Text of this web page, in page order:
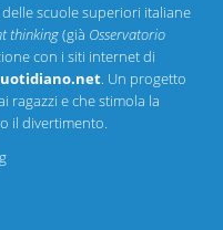
scuole superiori italiane
thinking(già Osservatorio
con i siti internet di
. Un progetto
ragazzi e che stimola la
il divertimento.